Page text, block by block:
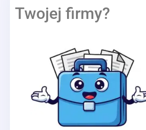
Twojej firmy?